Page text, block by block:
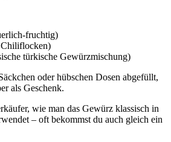
fruchtig)
türkische Gewürzmischung)
oder hübschen Dosen abgefüllt,
als Geschenk.
wie man das Gewürz klassisch in
– oft bekommst du auch gleich ein